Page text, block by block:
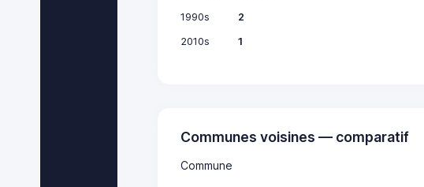
1990s
2
2010s
1
Communes voisines — comparatif
Commune